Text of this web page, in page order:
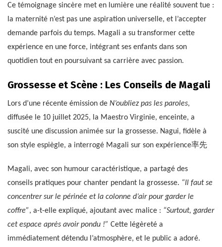
Ce témoignage sincère met en lumière une réalité souvent tue :
la maternité n’est pas une aspiration universelle, et l’accepter
demande parfois du temps. Magali a su transformer cette
expérience en une force, intégrant ses enfants dans son
quotidien tout en poursuivant sa carrière avec passion.
Grossesse et Scène : Les Conseils de Magali
Lors d’une récente émission de N’oubliez pas les paroles,
diffusée le 10 juillet 2025, la Maestro Virginie, enceinte, a
suscité une discussion animée sur la grossesse. Nagui, fidèle à
son style espiègle, a interrogé Magali sur son expérience率先
Magali, avec son humour caractéristique, a partagé des
conseils pratiques pour chanter pendant la grossesse. “Il faut se
concentrer sur le périnée et la colonne d’air pour garder le
coffre”, a-t-elle expliqué, ajoutant avec malice : “Surtout, garder
cet espace après avoir pondu !” Cette légèreté a
immédiatement détendu l’atmosphère, et le public a adoré.